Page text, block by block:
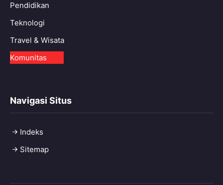
Pendidikan
Teknologi
Travel & Wisata
Komunitas
Navigasi Situs
Indeks
Sitemap